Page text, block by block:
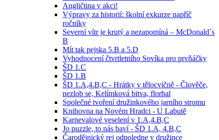
Angličtina v akci!
Výpravy za historií: školní exkurze napříč
ročníky
Severní vítr je krutý a nezapomíná – McDonald´s
B
Mít tak pejska 5.B a 5.D
Vyhodnocení čtvrtletního Sovíka pro prvňáčky
ŠD 1.C
ŠD 1.B
ŠD 1.A,4.B,C - Hrátky v tělocvičně - Člověče,
nezlob se, Kelímková bitva, florbal
Společné tvoření družinkového jarního stromu
Knihovna na Novém Hradci - U Labutě
Karnevalové veselení v 1.A,4.B,C
Jo puzzle, to nás baví - ŠD 1.A, 4.B,C
Čarodějnický rej odpoledne v družince